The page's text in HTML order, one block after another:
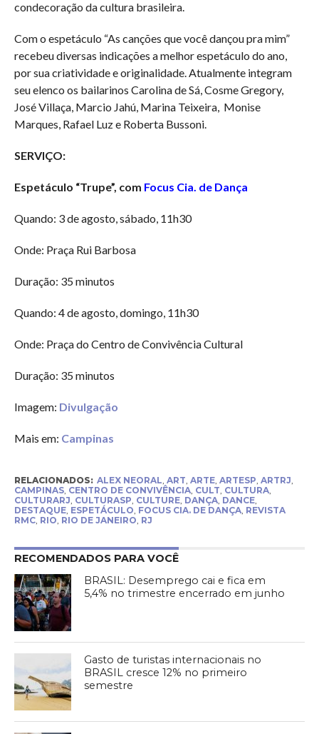
condecoração da cultura brasileira.
Com o espetáculo “As canções que você dançou pra mim”
recebeu diversas indicações a melhor espetáculo do ano,
por sua criatividade e originalidade. Atualmente integram
seu elenco os bailarinos Carolina de Sá, Cosme Gregory,
José Villaça, Marcio Jahú, Marina Teixeira, Monise
Marques, Rafael Luz e Roberta Bussoni.
SERVIÇO:
Espetáculo “Trupe”, com Focus Cia. de Dança
Quando: 3 de agosto, sábado, 11h30
Onde: Praça Rui Barbosa
Duração: 35 minutos
Quando: 4 de agosto, domingo, 11h30
Onde: Praça do Centro de Convivência Cultural
Duração: 35 minutos
Imagem: Divulgação
Mais em: Campinas
RELACIONADOS: ALEX NEORAL ART ARTE, ARTESP ARTRJ
CAMPINAS, CENTRO DE CONVIVÊNCIA, CULT CULTURA,
CULTURARJ CULTURASP CULTURE, DANÇA, DANCE,
DESTAQUE, ESPETÁCULO FOCUS CIA. DE DANÇA, REVISTA
RMC, RIO RIO DE JANEIRO RJ
RECOMENDADOS PARA VOCÊ
BRASIL: Desemprego cai e fica em
5,4% no trimestre encerrado em junho
Gasto de turistas internacionais no
BRASIL cresce 12% no primeiro
semestre